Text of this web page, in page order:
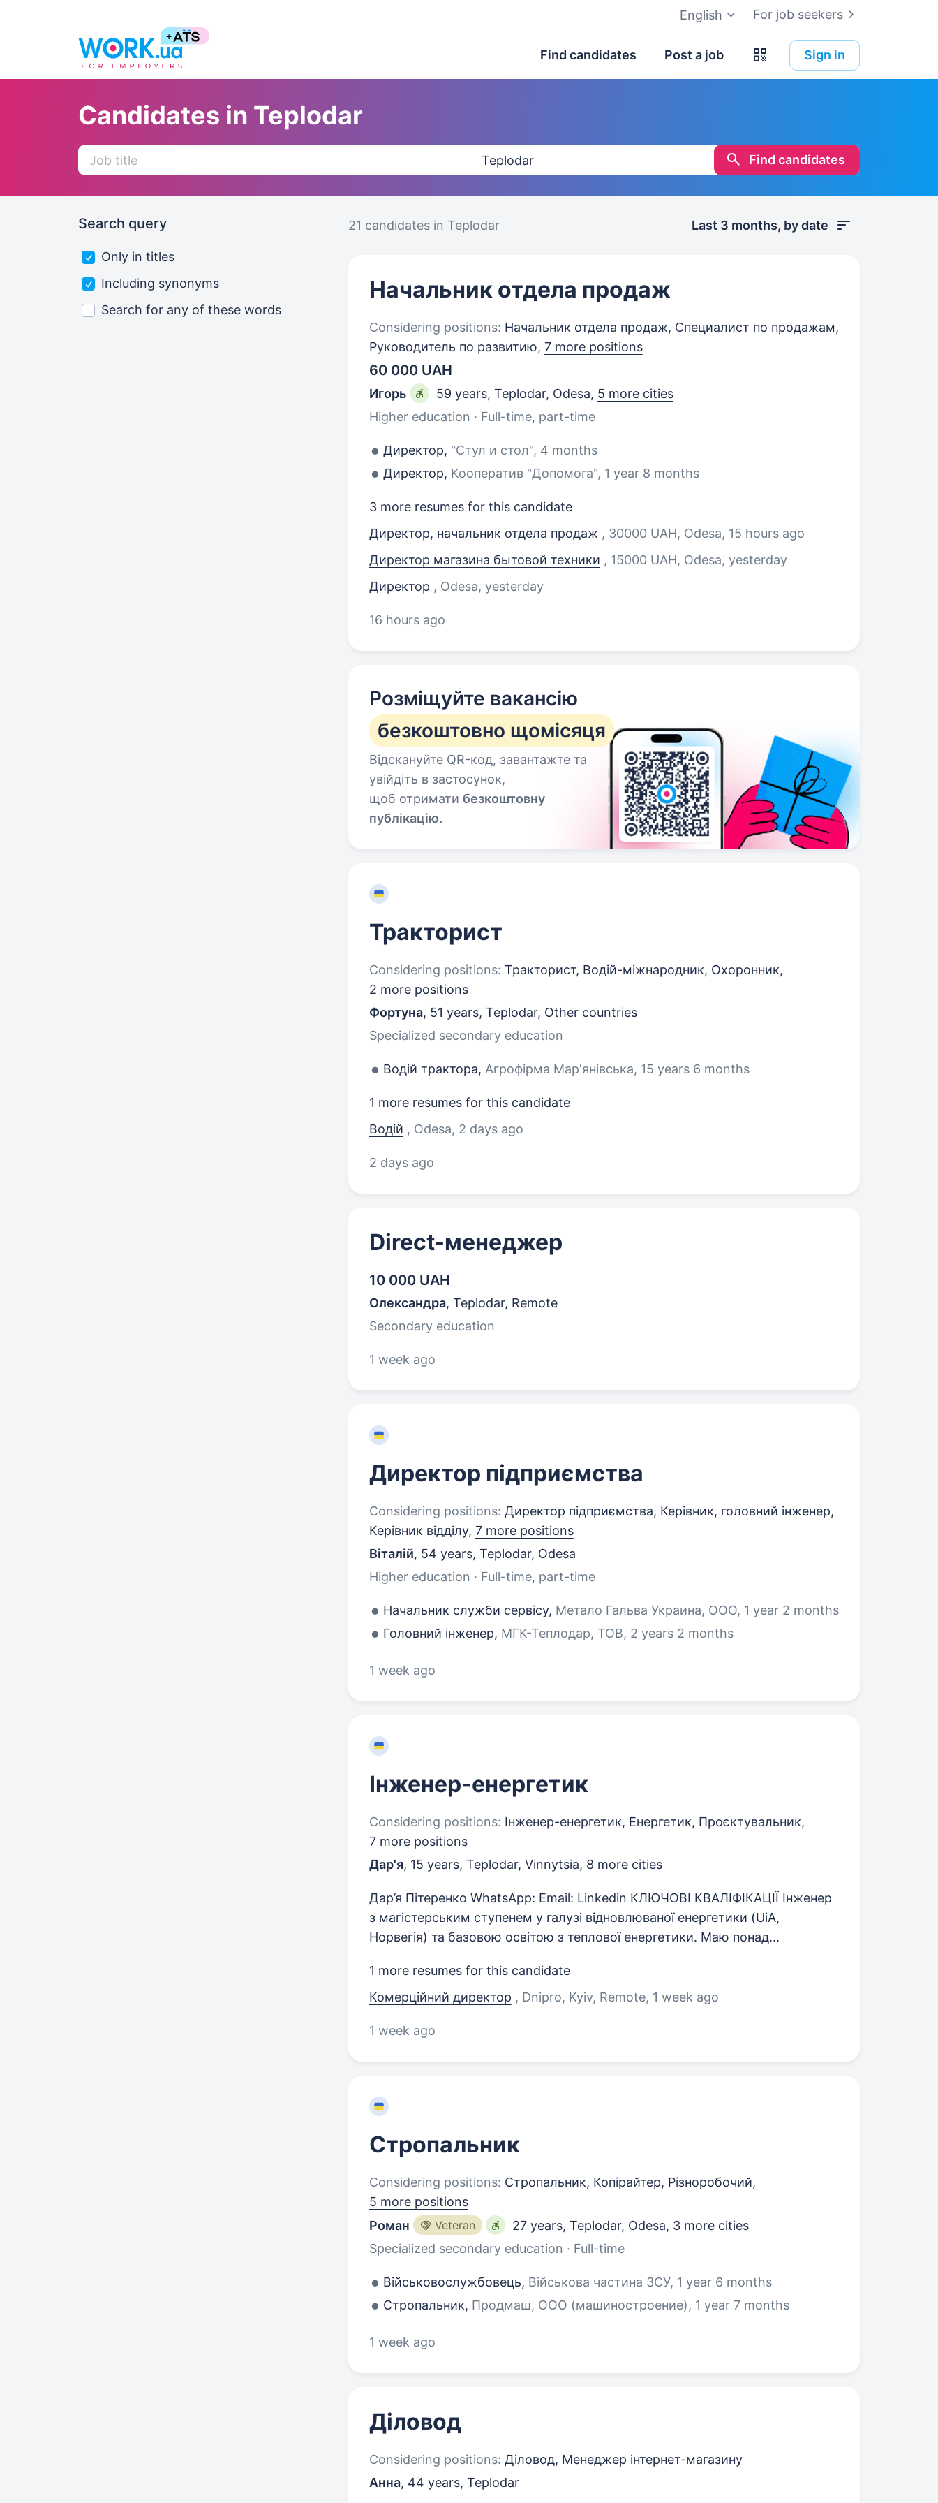
For job seekers
English
Find candidates Post a job Sign in
Candidates in Teplodar
Find candidates
Search query
Only in titles
Including synonyms
Search for any of these words
21 candidates in Teplodar Last 3 months, by date
Начальник отдела продаж
Considering positions: Начальник отдела продаж, Специалист по продажам,
Руководитель по развитию, 7 more positions
60 000 UAH
Игорь 59 years, Teplodar, Odesa, 5 more cities
Higher education · Full-time, part-time
Директор, "Стул и стол", 4 months
Директор, Кооператив "Допомога", 1 year 8 months
3 more resumes for this candidate
Директор, начальник отдела продаж , 30000 UAH, Odesa, 15 hours ago
Директор магазина бытовой техники , 15000 UAH, Odesa, yesterday
Директор , Odesa, yesterday
16 hours ago
Розміщуйте вакансію
безкоштовно щомісяця
Відскануйте QR-код, завантажте та
увійдіть в застосунок,
щоб отримати безкоштовну
публікацію.
Тракторист
Considering positions: Тракторист, Водій-міжнародник, Охоронник,
2 more positions
Фортуна, 51 years, Teplodar, Other countries
Specialized secondary education
Водій трактора, Агрофірма Мар'янівська, 15 years 6 months
1 more resumes for this candidate
Водій , Odesa, 2 days ago
2 days ago
Direct-менеджер
10 000 UAH
Олександра, Teplodar, Remote
Secondary education
1 week ago
Директор підприємства
Considering positions: Директор підприємства, Керівник, головний інженер,
Керівник відділу, 7 more positions
Віталій, 54 years, Teplodar, Odesa
Higher education · Full-time, part-time
Начальник служби сервісу, Метало Гальва Украина, ООО, 1 year 2 months
Головний інженер, МГК-Теплодар, ТОВ, 2 years 2 months
1 week ago
Інженер-енергетик
Considering positions: Інженер-енергетик, Енергетик, Проєктувальник,
7 more positions
Дар'я, 15 years, Teplodar, Vinnytsia, 8 more cities
Дар’я Пітеренко WhatsApp: Email: Linkedin КЛЮЧОВІ КВАЛІФІКАЦІЇ Інженер
з магістерським ступенем у галузі відновлюваної енергетики (UiA,
Норвегія) та базовою освітою з теплової енергетики. Маю понад...
1 more resumes for this candidate
Комерційний директор , Dnipro, Kyiv, Remote, 1 week ago
1 week ago
Стропальник
Considering positions: Стропальник, Копірайтер, Різноробочий,
5 more positions
Роман
Veteran 27 years, Teplodar, Odesa, 3 more cities
Specialized secondary education · Full-time
Військовослужбовець, Військова частина ЗСУ, 1 year 6 months
Стропальник, Продмаш, ООО (машиностроение), 1 year 7 months
1 week ago
Діловод
Considering positions: Діловод, Менеджер інтернет-магазину
Анна, 44 years, Teplodar